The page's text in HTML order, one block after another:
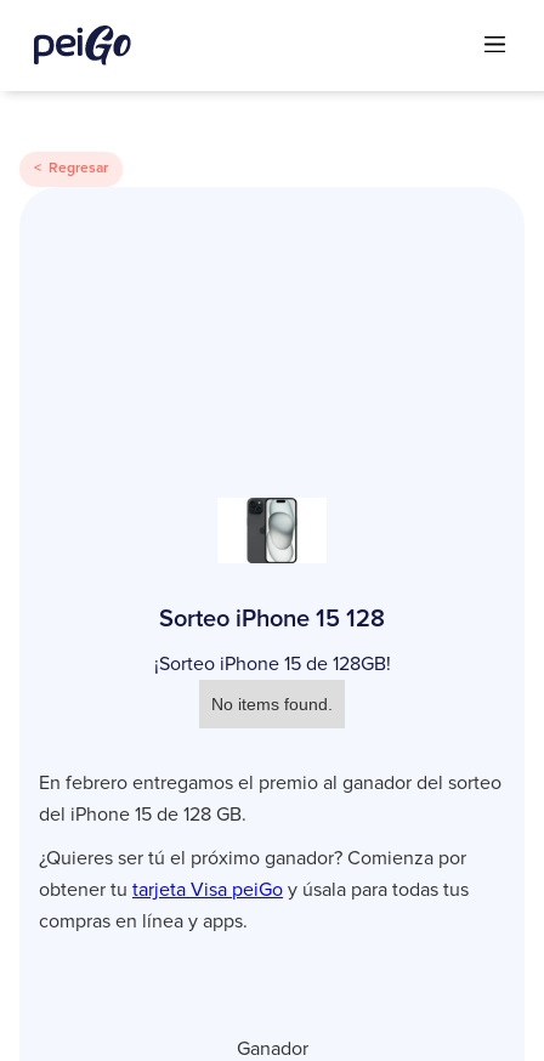
< Regresar
Sorteo iPhone 15 128
¡Sorteo iPhone 15 de 128GB!
No items found.
En febrero entregamos el premio al ganador del sorteo
del iPhone 15 de 128 GB.
¿Quieres ser tú el próximo ganador? Comienza por
obtener tu tarjeta Visa peiGo y úsala para todas tus
compras en línea y apps.
Ganador